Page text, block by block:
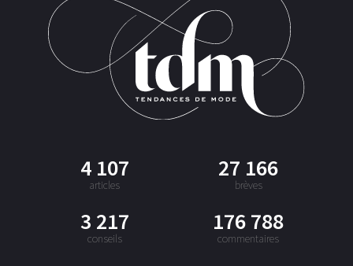
4 107
articles
27 166
brèves
3 217
conseils
176 788
commentaires